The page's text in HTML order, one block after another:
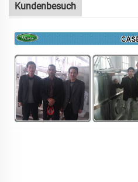
Kundenbesuch